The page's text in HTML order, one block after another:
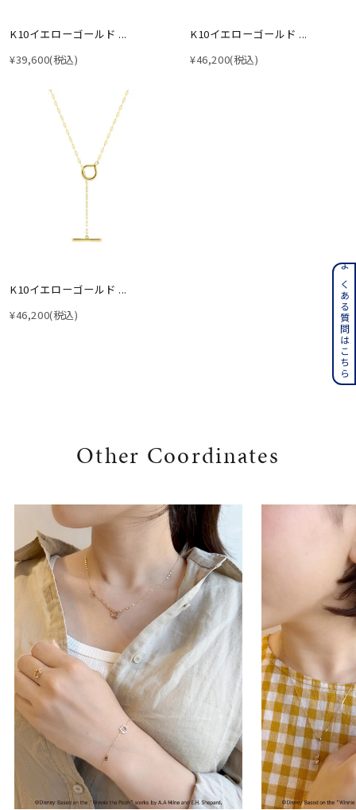
K10イエローゴールド ...
¥39,600(税込)
K10イエローゴールド ...
¥46,200(税込)
K10イエローゴールド ...
¥46,200(税込)
Other Coordinates
よくある質問はこちら